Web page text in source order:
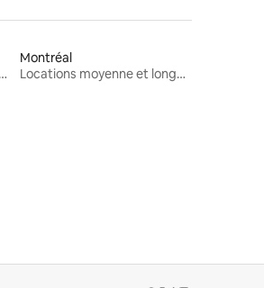
Locations moyenne et longue durée
Montréal
Locations moyenne et longue durée